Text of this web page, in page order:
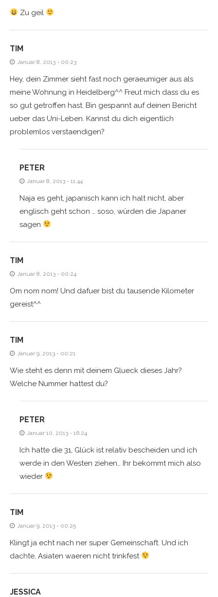
Zu geil
TIM
Januar 8, 2013 - 00:23
Hey, dein Zimmer sieht fast noch geraeumiger aus als
meine Wohnung in Heidelberg^^ Freut mich dass du es
so gut getroffen hast. Bin gespannt auf deinen Bericht
ueber das Uni-Leben. Kannst du dich eigentlich
problemlos verstaendigen?
PETER
Januar 8, 2013 - 11:44
Naja es geht, japanisch kann ich halt nicht, aber
englisch geht schon … soso, würden die Japaner
sagen
TIM
Januar 8, 2013 - 00:24
Om nom nom! Und dafuer bist du tausende Kilometer
gereist^^
TIM
Januar 9, 2013 - 00:21
Wie steht es denn mit deinem Glueck dieses Jahr?
Welche Nummer hattest du?
PETER
Januar 10, 2013 - 16:24
Ich hatte die 31, Glück ist relativ bescheiden und ich
werde in den Westen ziehen… Ihr bekommt mich also
wieder
TIM
Januar 9, 2013 - 00:25
Klingt ja echt nach ner super Gemeinschaft. Und ich
dachte, Asiaten waeren nicht trinkfest
JESSICA